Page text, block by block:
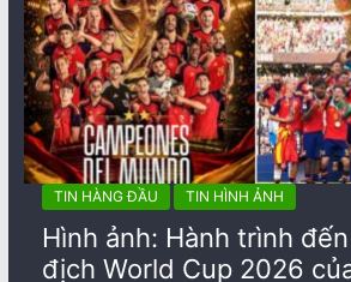
TIN HÀNG ĐẦU TIN HÌNH ẢNH
Hình ảnh: Hành trình
địch World Cup 2026